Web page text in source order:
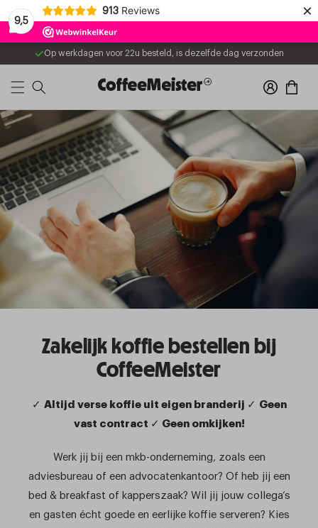
9,5
913 Reviews ×
naar de
content
Op werkdagen voor 22u besteld, is dezelfde dag verzonden
Inloggen
Zakelijk koffie bestellen bij
CoffeeMeister
✓ Altijd verse koffie uit eigen branderij ✓ Geen
vast contract ✓ Geen omkijken!
Werk jij bij een mkb-onderneming, zoals een
adviesbureau of een advocatenkantoor? Of heb jij een
bed & breakfast of kapperszaak? Wil jij jouw collega’s
en gasten écht goede en eerlijke koffie serveren? Kies